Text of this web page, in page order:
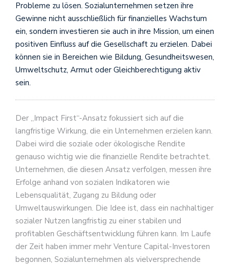
Probleme zu lösen. Sozialunternehmen setzen ihre
Gewinne nicht ausschließlich für finanzielles Wachstum
ein, sondern investieren sie auch in ihre Mission, um einen
positiven Einfluss auf die Gesellschaft zu erzielen. Dabei
können sie in Bereichen wie Bildung, Gesundheitswesen,
Umweltschutz, Armut oder Gleichberechtigung aktiv
sein.
Der „Impact First“-Ansatz fokussiert sich auf die
langfristige Wirkung, die ein Unternehmen erzielen kann.
Dabei wird die soziale oder ökologische Rendite
genauso wichtig wie die finanzielle Rendite betrachtet.
Unternehmen, die diesen Ansatz verfolgen, messen ihre
Erfolge anhand von sozialen Indikatoren wie
Lebensqualität, Zugang zu Bildung oder
Umweltauswirkungen. Die Idee ist, dass ein nachhaltiger
sozialer Nutzen langfristig zu einer stabilen und
profitablen Geschäftsentwicklung führen kann. Im Laufe
der Zeit haben immer mehr Venture Capital-Investoren
begonnen, Sozialunternehmen als vielversprechende